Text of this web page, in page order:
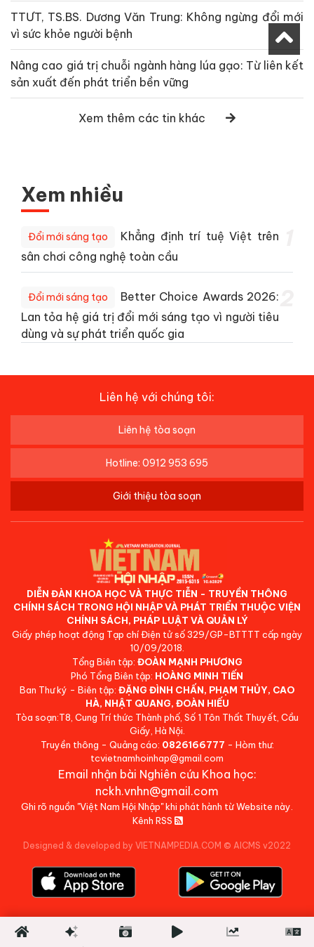
TTƯT, TS.BS. Dương Văn Trung: Không ngừng đổi mới
vì sức khỏe người bệnh
Nâng cao giá trị chuỗi ngành hàng lúa gạo: Từ liên kết
sản xuất đến phát triển bền vững
Xem thêm các tin khác
Xem nhiều
Đổi mới sáng tạo
Khẳng định trí tuệ Việt trên
sân chơi công nghệ toàn cầu
Đổi mới sáng tạo
Better Choice Awards 2026:
Lan tỏa hệ giá trị đổi mới sáng tạo vì người tiêu
dùng và sự phát triển quốc gia
Liên hệ với chúng tôi:
Liên hệ tòa soạn
Hotline: 0912 953 695
Giới thiệu tòa soạn
DIỄN ĐÀN KHOA HỌC VÀ THỰC TIỄN - TRUYỀN THÔNG
CHÍNH SÁCH TRONG HỘI NHẬP VÀ PHÁT TRIỂN THUỘC VIỆN
CHÍNH SÁCH, PHÁP LUẬT VÀ QUẢN LÝ
Giấy phép hoạt động Tạp chí Điện tử số 329/GP-BTTTT cấp ngày
10/09/2018.
Tổng Biên tập: ĐOÀN MẠNH PHƯƠNG
Phó Tổng Biên tập: HOÀNG MINH TIẾN
Ban Thư ký - Biên tập: ĐẶNG ĐÌNH CHẤN, PHẠM THỦY, CAO
HÀ, NHẬT QUANG, ĐOÀN HIẾU
Tòa soạn:T8, Cung Trí thức Thành phố, Số 1 Tôn Thất Thuyết, Cầu
Giấy, Hà Nội.
Truyền thông - Quảng cáo: 0826166777 - Hòm thư:
tcvietnamhoinhap@gmail.com
Email nhận bài Nghiên cứu Khoa học:
nckh.vnhn@gmail.com
Ghi rõ nguồn "Việt Nam Hội Nhập" khi phát hành từ Website này.
Kênh RSS
Designed & developed by VIETNAMPEDIA.COM © AICMS v2022